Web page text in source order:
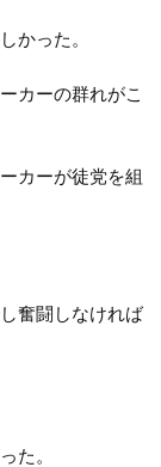
かった。
カーの群れがこ
カーが徒党を組
奮闘しなければ
た。